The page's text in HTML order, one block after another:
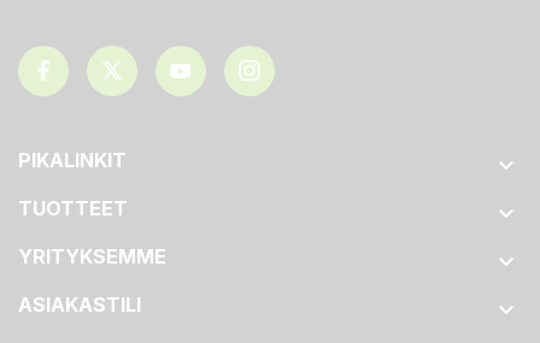
PIKALINKIT 
TUOTTEET 
YRITYKSEMME 
ASIAKASTILI 